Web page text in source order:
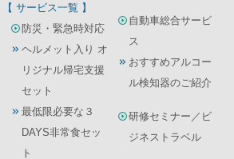
【 サービス一覧 】
防災・緊急時対応
ヘルメット入り オ
リジナル帰宅支援
セット
最低限必要な３
DAYS非常食セッ
ト
自動車総合サービ
ス
おすすめアルコー
ル検知器のご紹介
研修セミナー／ビ
ジネストラベル